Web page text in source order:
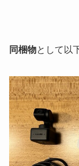
同梱物として以